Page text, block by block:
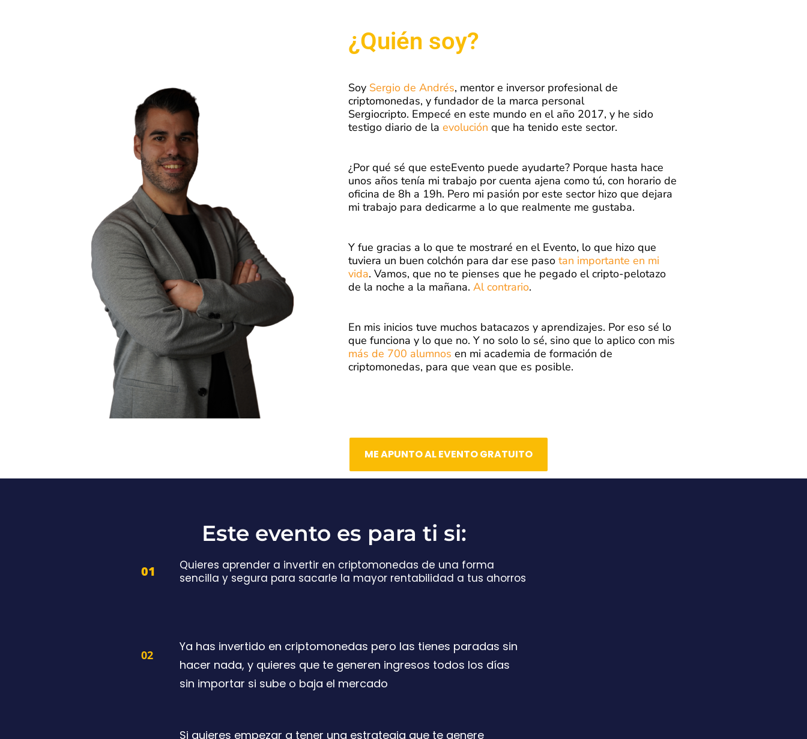
¿Quién soy?
Soy Sergio de Andrés, mentor e inversor profesional de
criptomonedas, y fundador de la marca personal
Sergiocripto. Empecé en este mundo en el año 2017, y he sido
testigo diario de la evolución que ha tenido este sector.
¿Por qué sé que esteEvento puede ayudarte? Porque hasta hace
unos años tenía mi trabajo por cuenta ajena como tú, con horario de
oficina de 8h a 19h. Pero mi pasión por este sector hizo que dejara
mi trabajo para dedicarme a lo que realmente me gustaba.
Y fue gracias a lo que te mostraré en el Evento, lo que hizo que
tuviera un buen colchón para dar ese paso tan importante en mi
vida. Vamos, que no te pienses que he pegado el cripto-pelotazo
de la noche a la mañana. Al contrario.
En mis inicios tuve muchos batacazos y aprendizajes. Por eso sé lo
que funciona y lo que no. Y no solo lo sé, sino que lo aplico con mis
más de 700 alumnos en mi academia de formación de
criptomonedas, para que vean que es posible.
ME APUNTO AL EVENTO GRATUITO
Este evento es para ti si:
01
Quieres aprender a invertir en criptomonedas de una forma
sencilla y segura para sacarle la mayor rentabilidad a tus ahorros
02
Ya has invertido en criptomonedas pero las tienes paradas sin
hacer nada, y quieres que te generen ingresos todos los días
sin importar si sube o baja el mercado
Si quieres empezar a tener una estrategia que te genere